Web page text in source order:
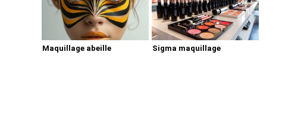
Maquillage abeille Sigma maquillage